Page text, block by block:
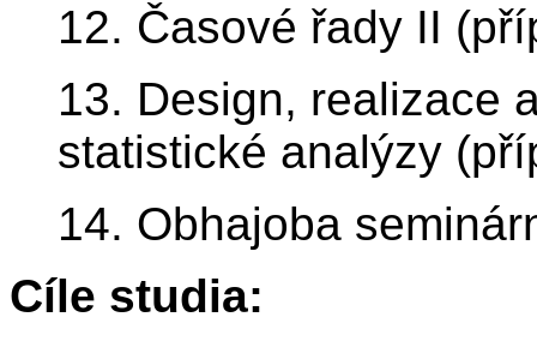
12. Časové řady II
13. Design, realizace
statistické analýzy
14. Obhajoba
Cíle studia: